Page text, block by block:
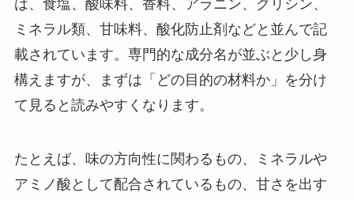
は、食塩、酸味料、香料、アラニン、グリシン、
ミネラル類、甘味料、酸化防止剤などと並んで記
載されています。専門的な成分名が並ぶと少し身
構えますが、まずは「どの目的の材料か」を分け
て見ると読みやすくなります。
たとえば、味の方向性に関わるもの、ミネラルや
アミノ酸として配合されているもの、甘さを出す